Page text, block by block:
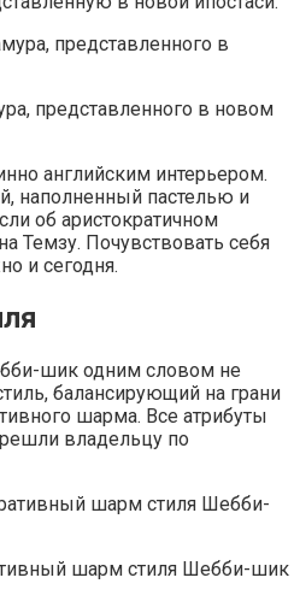
представленного в новом
английским интерьером.
наполненный пастелью и
об аристократичном
Темзу. Почувствовать себя
и сегодня.
шик одним словом не
балансирующий на грани
шарма. Все атрибуты
владельцу по
шарм стиля Шебби-шик